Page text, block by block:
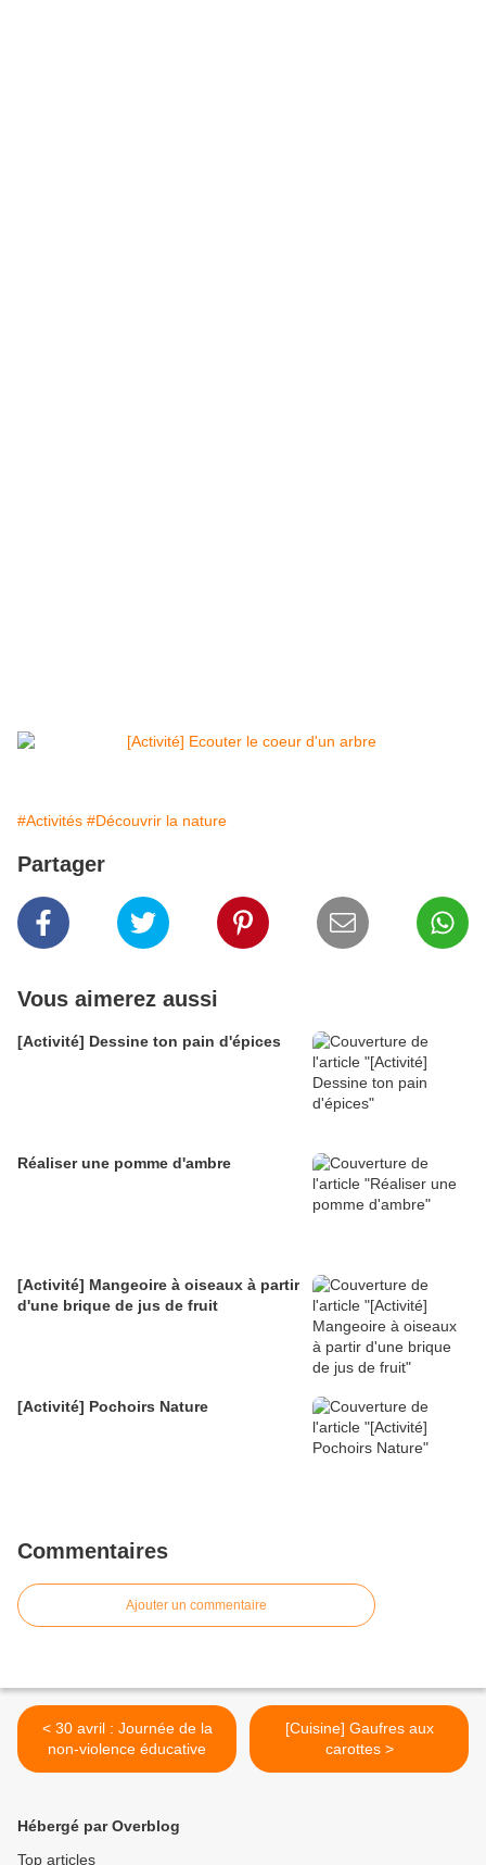
#Activités #Découvrir la nature
Partager
Vous aimerez aussi
[Activité] Dessine ton pain d'épices
Réaliser une pomme d'ambre
[Activité] Mangeoire à oiseaux à partir
d'une brique de jus de fruit
[Activité] Pochoirs Nature
Commentaires
Ajouter un commentaire
< 30 avril : Journée de la
non-violence éducative
[Cuisine] Gaufres aux
carottes >
Hébergé par Overblog
Top articles